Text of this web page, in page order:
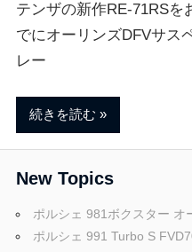
テンザの新作RE-71RSを
でにオーリンズDFVサス
レー
続きを読む
New Topics
ポルシェ 981ボクスター オ
ポルシェ 991 Turbo S